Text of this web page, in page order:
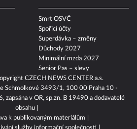
CZECH NEWS CENTER a.s.
Schmolkové 3493/1, 100 00 Praha 10 -
zapsána v OR, sp.zn. B 19490 a dodavatelé
obsahu
k publikovaným materiálům
Smrt OSVČ
Spořicí účty
Superdávka – změny
Důchody 2027
Minimální mzda 2027
Senior Pas – slevy